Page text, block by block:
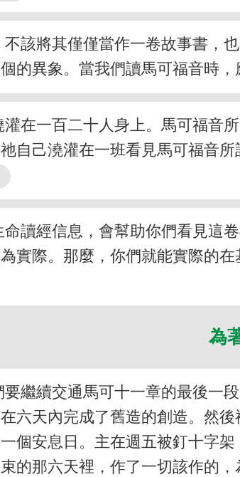
該將其僅僅當作一卷故事書，
的異象。當我們讀馬可福音時，
在一百二十人身上。馬可福音
自己澆灌在一班看見馬可福音
讀經信息，會幫助你們看見這
實際。那麼，你們就能實際的
為
繼續交通馬可十一章的最後一
六天內完成了舊造的創造。然
個安息日。主在週五被釘十字
的那六天裡，作了一切該作的